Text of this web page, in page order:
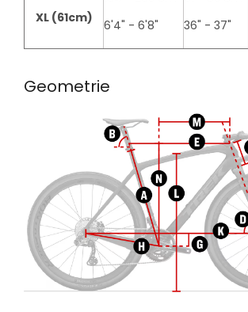
XL (61cm)
6'4" - 6'8"
36" - 37"
Geometrie